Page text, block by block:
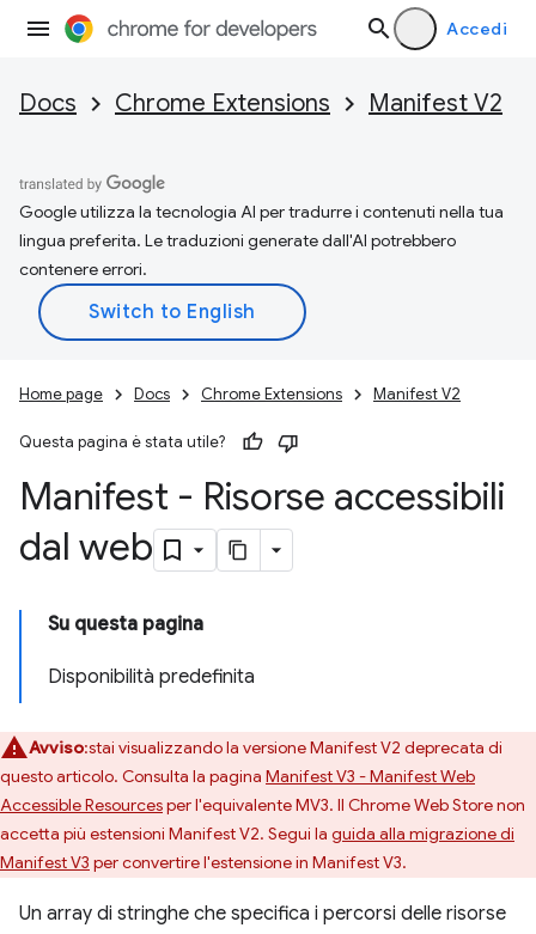
Accedi
Docs Chrome Extensions Manifest V2
Google utilizza la tecnologia AI per tradurre i contenuti nella tua
lingua preferita. Le traduzioni generate dall'AI potrebbero
contenere errori.
Home page Docs Chrome Extensions Manifest V2
Questa pagina è stata utile?
Manifest - Risorse accessibili
dal web
Su questa pagina
Disponibilità predefinita
Avviso:stai visualizzando la versione Manifest V2 deprecata di
questo articolo. Consulta la pagina Manifest V3 - Manifest Web
Accessible Resourcesper l'equivalente MV3. Il Chrome Web Store non
accetta più estensioni Manifest V2. Segui la guida alla migrazione di
Manifest V3 per convertire l'estensione in Manifest V3.
Un array di stringhe che specifica i percorsi delle risorse